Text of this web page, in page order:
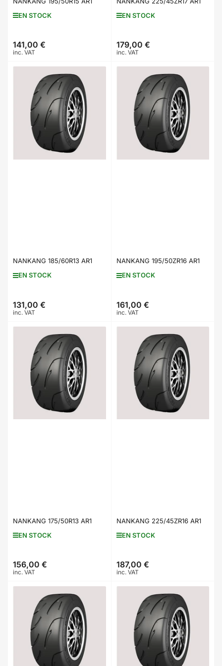
EN STOCK
Prix
141,00 €
inc. VAT
EN STOCK
Prix
179,00 €
inc. VAT
NANKANG 185/60R13 AR1
EN STOCK
Prix
131,00 €
inc. VAT
NANKANG 195/50ZR16 AR1
EN STOCK
Prix
161,00 €
inc. VAT
NANKANG 175/50R13 AR1
EN STOCK
Prix
156,00 €
inc. VAT
NANKANG 225/45ZR16 AR1
EN STOCK
Prix
187,00 €
inc. VAT